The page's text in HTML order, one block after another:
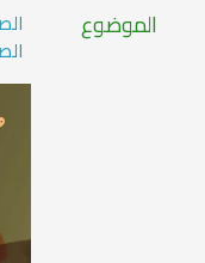
الموضوع